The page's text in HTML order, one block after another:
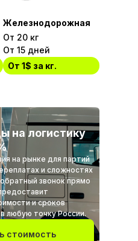
Железнодорожная
От 20 кг
От 15 дней
От 1$ за кг.
на логистику
на рынке для партий
и сложностях
звонок прямо
и сроков
любую точку России.
стоимость